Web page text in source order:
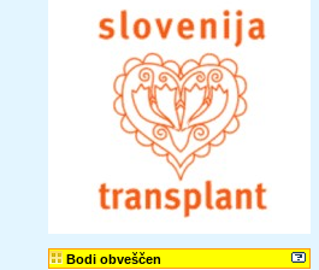
Bodi obveščen